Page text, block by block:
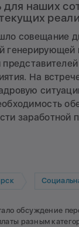
для наших
совещание
генерирующей
На
заработной
обсуждение
разным